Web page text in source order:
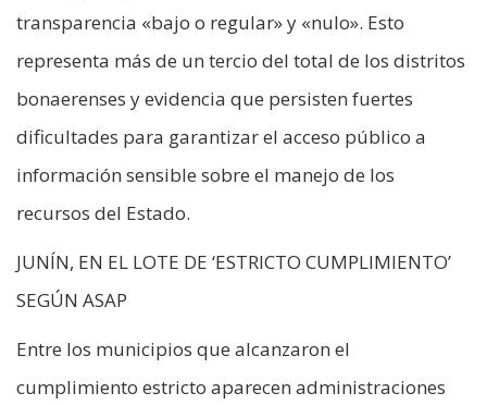
transparencia «bajo o regular» y «nulo». Esto
representa más de un tercio del total de los distritos
bonaerenses y evidencia que persisten fuertes
dificultades para garantizar el acceso público a
información sensible sobre el manejo de los
recursos del Estado.
JUNÍN, EN EL LOTE DE ‘ESTRICTO CUMPLIMIENTO’
SEGÚN ASAP
Entre los municipios que alcanzaron el
cumplimiento estricto aparecen administraciones